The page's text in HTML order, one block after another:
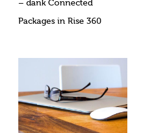
– dank Connected
Packages in Rise 360